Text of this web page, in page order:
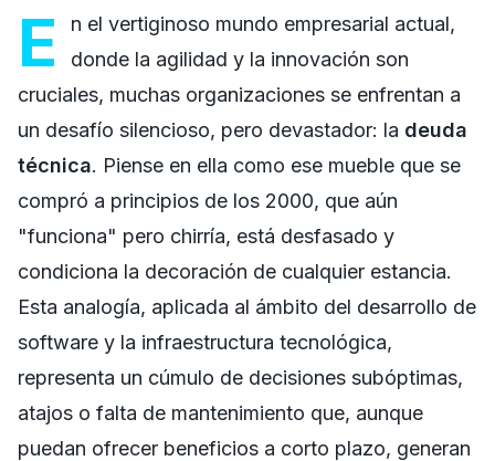
E
n el vertiginoso mundo empresarial actual,
donde la agilidad y la innovación son
cruciales, muchas organizaciones se enfrentan a
un desafío silencioso, pero devastador: la deuda
técnica. Piense en ella como ese mueble que se
compró a principios de los 2000, que aún
"funciona" pero chirría, está desfasado y
condiciona la decoración de cualquier estancia.
Esta analogía, aplicada al ámbito del desarrollo de
software y la infraestructura tecnológica,
representa un cúmulo de decisiones subóptimas,
atajos o falta de mantenimiento que, aunque
puedan ofrecer beneficios a corto plazo, generan